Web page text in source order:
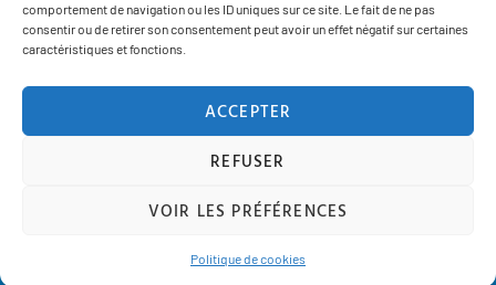
comportement de navigation ou les ID uniques sur ce site. Le fait de ne pas
consentir ou de retirer son consentement peut avoir un effet négatif sur certaines
caractéristiques et fonctions.
ACCEPTER
REFUSER
VOIR LES PRÉFÉRENCES
Politique de cookies
JE M'INSCRIS
COPYRIGHT© - RÉALISÉ BY CLICTOUTDEV.2025